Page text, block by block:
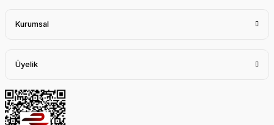
Kurumsal
Üyelik